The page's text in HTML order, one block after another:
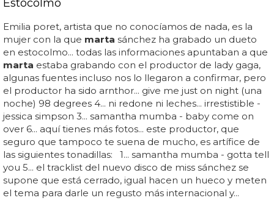
VÍDEO: El documental más impactante de
Marta Sánchez
- "de pequeña me hacía llamar hathaway"martacon su
madre, con una amiga, con su primer novio y con otro
novio... pincha aquí para ver el documental sobremarta